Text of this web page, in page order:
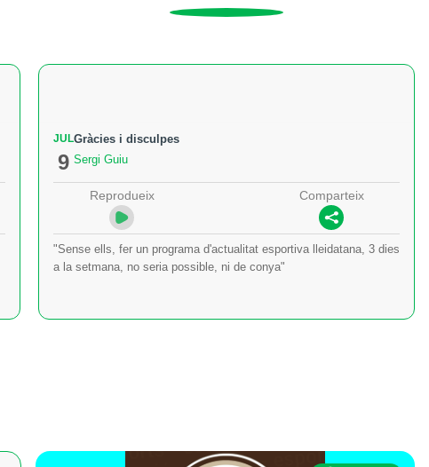
JUL
9
Gràcies i disculpes
Sergi Guiu
Reprodueix Comparteix
"Sense ells, fer un programa d'actualitat esportiva lleidatana, 3 dies
a la setmana, no seria possible, ni de conya"